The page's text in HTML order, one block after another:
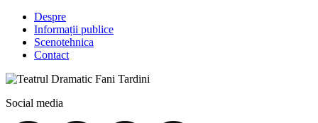
Despre
Informații publice
Scenotehnica
Contact
Social media